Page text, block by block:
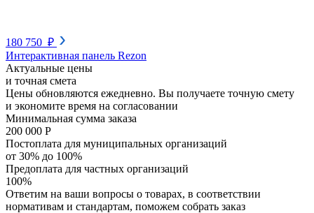
180 750 ₽
Интерактивная панель Rezon
Актуальные цены
и точная смета
Цены обновляются ежедневно. Вы получаете точную смету
и экономите время на согласовании
Минимальная сумма заказа
200 000 Р
Постоплата для муниципальных организаций
от 30% до 100%
Предоплата для частных организаций
100%
Ответим на ваши вопросы о товарах, в соответствии
нормативам и стандартам, поможем собрать заказ